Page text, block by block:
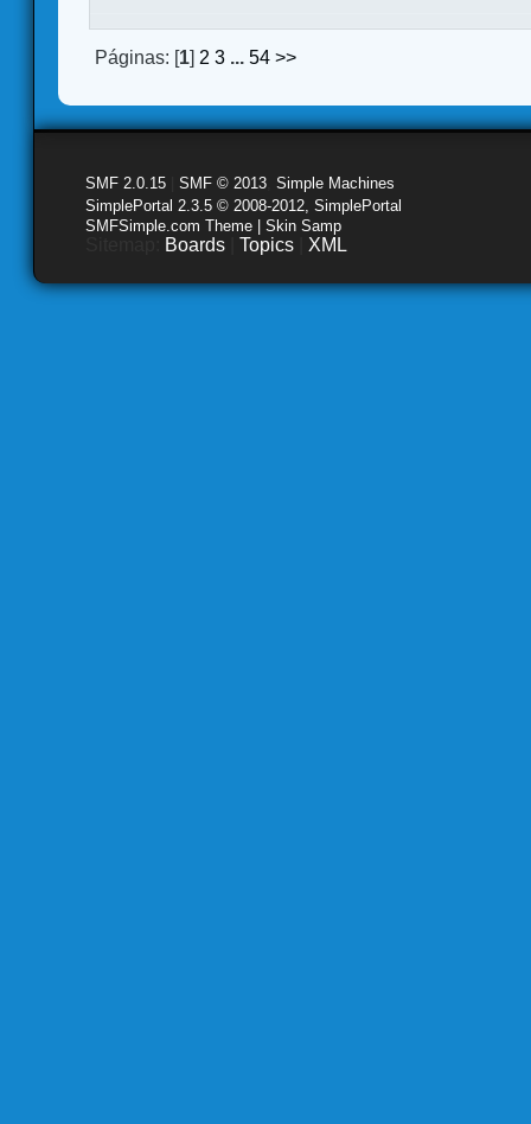
Páginas: [1] 2 3 ... 54 >>
SMF 2.0.15 SMF © 2013 Simple Machines
SimplePortal 2.3.5 © 2008-2012, SimplePortal
SMFSimple.com Theme | Skin Samp
Boards Topics XML